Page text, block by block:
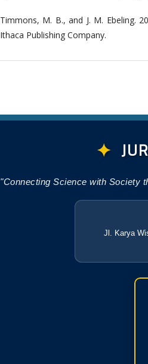
Timmons, M. B., and J. M. Ebeling.
Ithaca Publishing Company.
✦
"Connecting Science with Society
Jl. Karya